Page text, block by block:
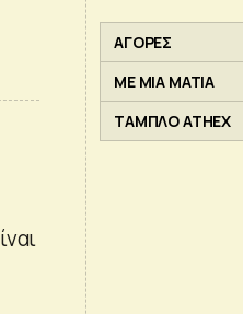
ΑΓΟΡΕΣ
ΜΕ ΜΙΑ ΜΑΤΙΑ
ΤΑΜΠΛΟ ATHEX